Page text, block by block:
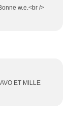
w.e.<br />
ET MILLE